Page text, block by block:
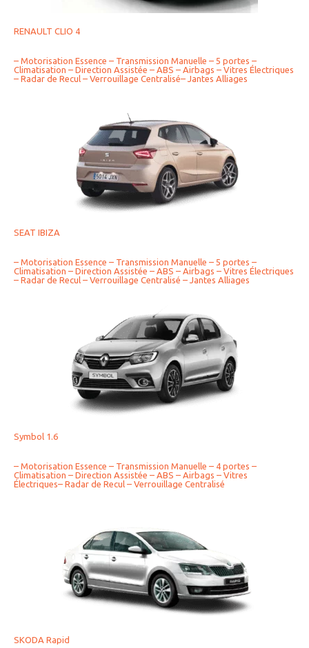
RENAULT CLIO 4
– Motorisation Essence – Transmission Manuelle – 5 portes –
Climatisation – Direction Assistée – ABS – Airbags – Vitres Électriques
– Radar de Recul – Verrouillage Centralisé– Jantes Alliages
SEAT IBIZA
– Motorisation Essence – Transmission Manuelle – 5 portes –
Climatisation – Direction Assistée – ABS – Airbags – Vitres Électriques
– Radar de Recul – Verrouillage Centralisé – Jantes Alliages
Symbol 1.6
– Motorisation Essence – Transmission Manuelle – 4 portes –
Climatisation – Direction Assistée – ABS – Airbags – Vitres
Électriques– Radar de Recul – Verrouillage Centralisé
SKODA Rapid